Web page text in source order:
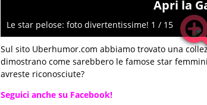
Apri la
Le star pelose: foto divertentissime! 1 / 15
Sul sito Uberhumor.com abbiamo trovato una
dimostrano come sarebbero le famose star
avreste riconosciute?
Seguici anche su Facebook!